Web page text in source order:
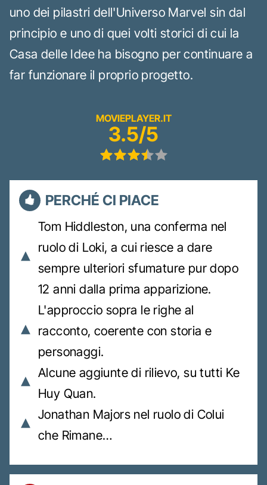
uno dei pilastri dell'Universo Marvel sin dal
principio e uno di quei volti storici di cui la
Casa delle Idee ha bisogno per continuare a
far funzionare il proprio progetto.
MOVIEPLAYER.IT
3.5/5
PERCHÉ CI PIACE
Tom Hiddleston, una conferma nel
ruolo di Loki, a cui riesce a dare
sempre ulteriori sfumature pur dopo
12 anni dalla prima apparizione.
L'approccio sopra le righe al
racconto, coerente con storia e
personaggi.
Alcune aggiunte di rilievo, su tutti Ke
Huy Quan.
Jonathan Majors nel ruolo di Colui
che Rimane…